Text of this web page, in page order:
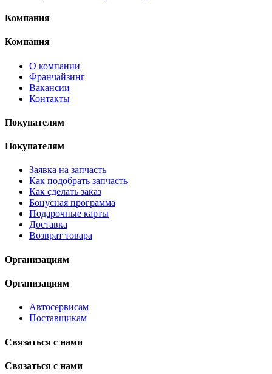
Компания
Компания
О компании
Франчайзинг
Вакансии
Контакты
Покупателям
Покупателям
Заявка на запчасть
Как подобрать запчасть
Как сделать заказ
Бонусная программа
Подарочные карты
Доставка
Возврат товара
Организациям
Организациям
Автосервисам
Поставщикам
Связаться с нами
Связаться с нами